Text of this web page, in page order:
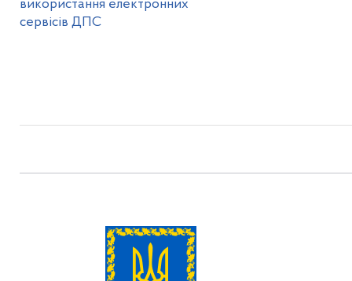
використання електронних
сервісів ДПС